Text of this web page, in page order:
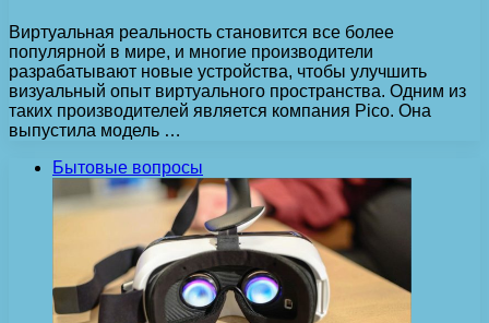
Виртуальная реальность становится все более
популярной в мире, и многие производители
разрабатывают новые устройства, чтобы улучшить
визуальный опыт виртуального пространства. Одним из
таких производителей является компания Pico. Она
выпустила модель …
Бытовые вопросы